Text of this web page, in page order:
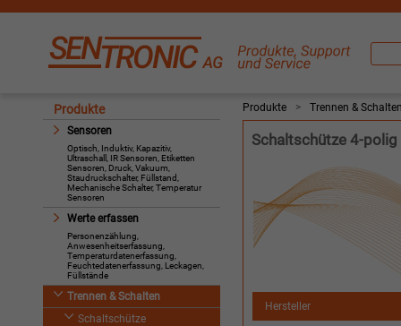
Produkte
Sensoren
Optisch, Induktiv, Kapazitiv,
Ultraschall, IR Sensoren, Etiketten
Sensoren, Druck, Vakuum,
Staudruckschalter, Füllstand,
Mechanische Schalter, Temperatur
Sensoren
Werte erfassen
Personenzählung,
Anwesenheitserfassung,
Temperaturdatenerfassung,
Feuchtedatenerfassung, Leckagen,
Füllstände
Trennen & Schalten
Schaltschütze
Produkte > Trennen &
Schaltschütze 4-polig
Hersteller